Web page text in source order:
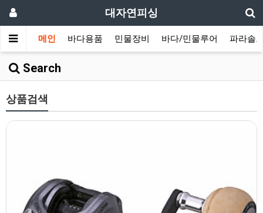
대자연피싱
메인 바다용품 민물장비 바다/민물루어 파라솔/
Search
상품검색